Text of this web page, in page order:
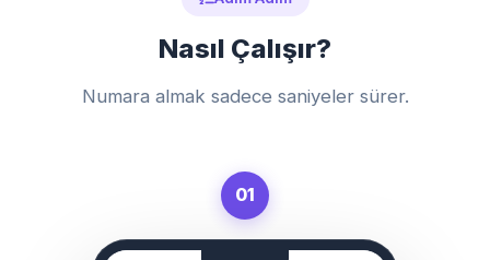
Nasıl Çalışır?
Numara almak sadece saniyeler sürer.
01